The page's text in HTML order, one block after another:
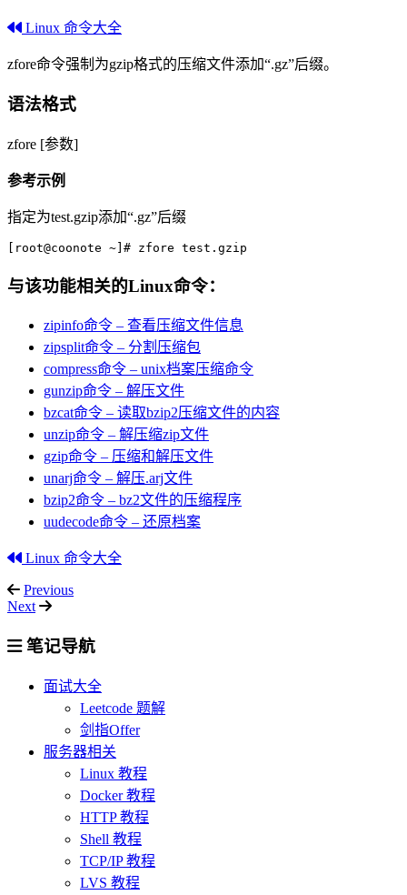
Linux 命令大全
zfore命令强制为gzip格式的压缩文件添加“.gz”后缀。
语法格式
zfore [参数]
参考示例
指定为test.gzip添加“.gz”后缀
[root@coonote ~]# zfore test.gzip
与该功能相关的Linux命令：
zipinfo命令 – 查看压缩文件信息
zipsplit命令 – 分割压缩包
compress命令 – unix档案压缩命令
gunzip命令 – 解压文件
bzcat命令 – 读取bzip2压缩文件的内容
unzip命令 – 解压缩zip文件
gzip命令 – 压缩和解压文件
unarj命令 – 解压.arj文件
bzip2命令 – bz2文件的压缩程序
uudecode命令 – 还原档案
Linux 命令大全
Previous
Next
笔记导航
面试大全
Leetcode 题解
剑指Offer
服务器相关
Linux 教程
Docker 教程
HTTP 教程
Shell 教程
TCP/IP 教程
LVS 教程